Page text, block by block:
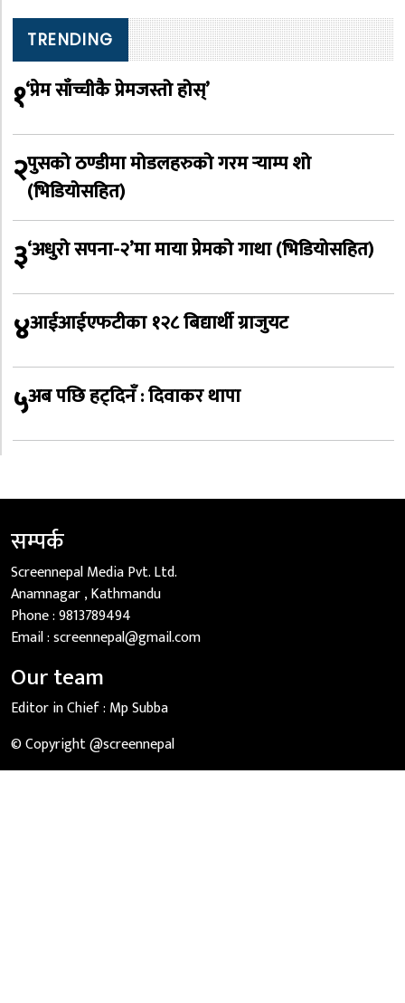
TRENDING
१‘प्रेम साँच्चीकै प्रेमजस्तो होस्’
२पुसको ठण्डीमा मोडलहरुको गरम र्‍याम्प शो
(भिडियोसहित)
३‘अधुरो सपना-२’मा माया प्रेमको गाथा (भिडियोसहित)
४आईआईएफटीका १२८ बिद्यार्थी ग्राजुयट
५अब पछि हट्दिनँ : दिवाकर थापा
सम्पर्क
Screennepal Media Pvt. Ltd.
Anamnagar , Kathmandu
Phone :9813789494
Email :screennepal@gmail.com
Our team
Editor in Chief : Mp Subba
© Copyright @screennepal